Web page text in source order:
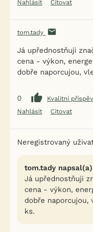
Nahlásit Citovat
tom.tady
Já upřednostňuji
cena - výkon,
dobře naporcujou,
0
Kvalitní
Nahlásit
Citovat
Neregistrovaný
tom.tady
Já upřednostňuji
cena - výkon,
dobře naporcujou,
ks.